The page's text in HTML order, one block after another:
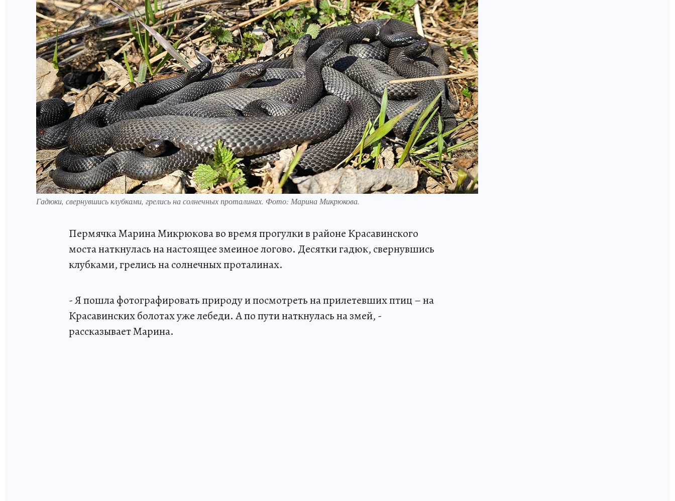
Гадюки, свернувшись клубками, грелись на солнечных проталинах. Фото: Марина Микрюкова.
Пермячка Марина Микрюкова во время прогулки в районе Красавинского
моста наткнулась на настоящее змеиное логово. Десятки гадюк, свернувшись
клубками, грелись на солнечных проталинах.
- Я пошла фотографировать природу и посмотреть на прилетевших птиц – на
Красавинских болотах уже лебеди. А по пути наткнулась на змей, -
рассказывает Марина.